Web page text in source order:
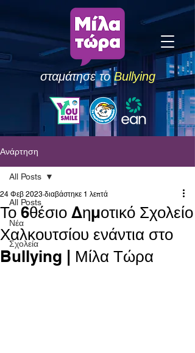
σταμάτησε τοBullying
Ανάρτηση
All Posts
Νέα
Σχολεία
All Posts
Το 6θέσιο Δημοτικό Σχολείο
Χαλκουτσίου ενάντια στο
Bullying | Μίλα Τώρα
24 Φεβ 2023 διαβάστηκε 1 λεπτά